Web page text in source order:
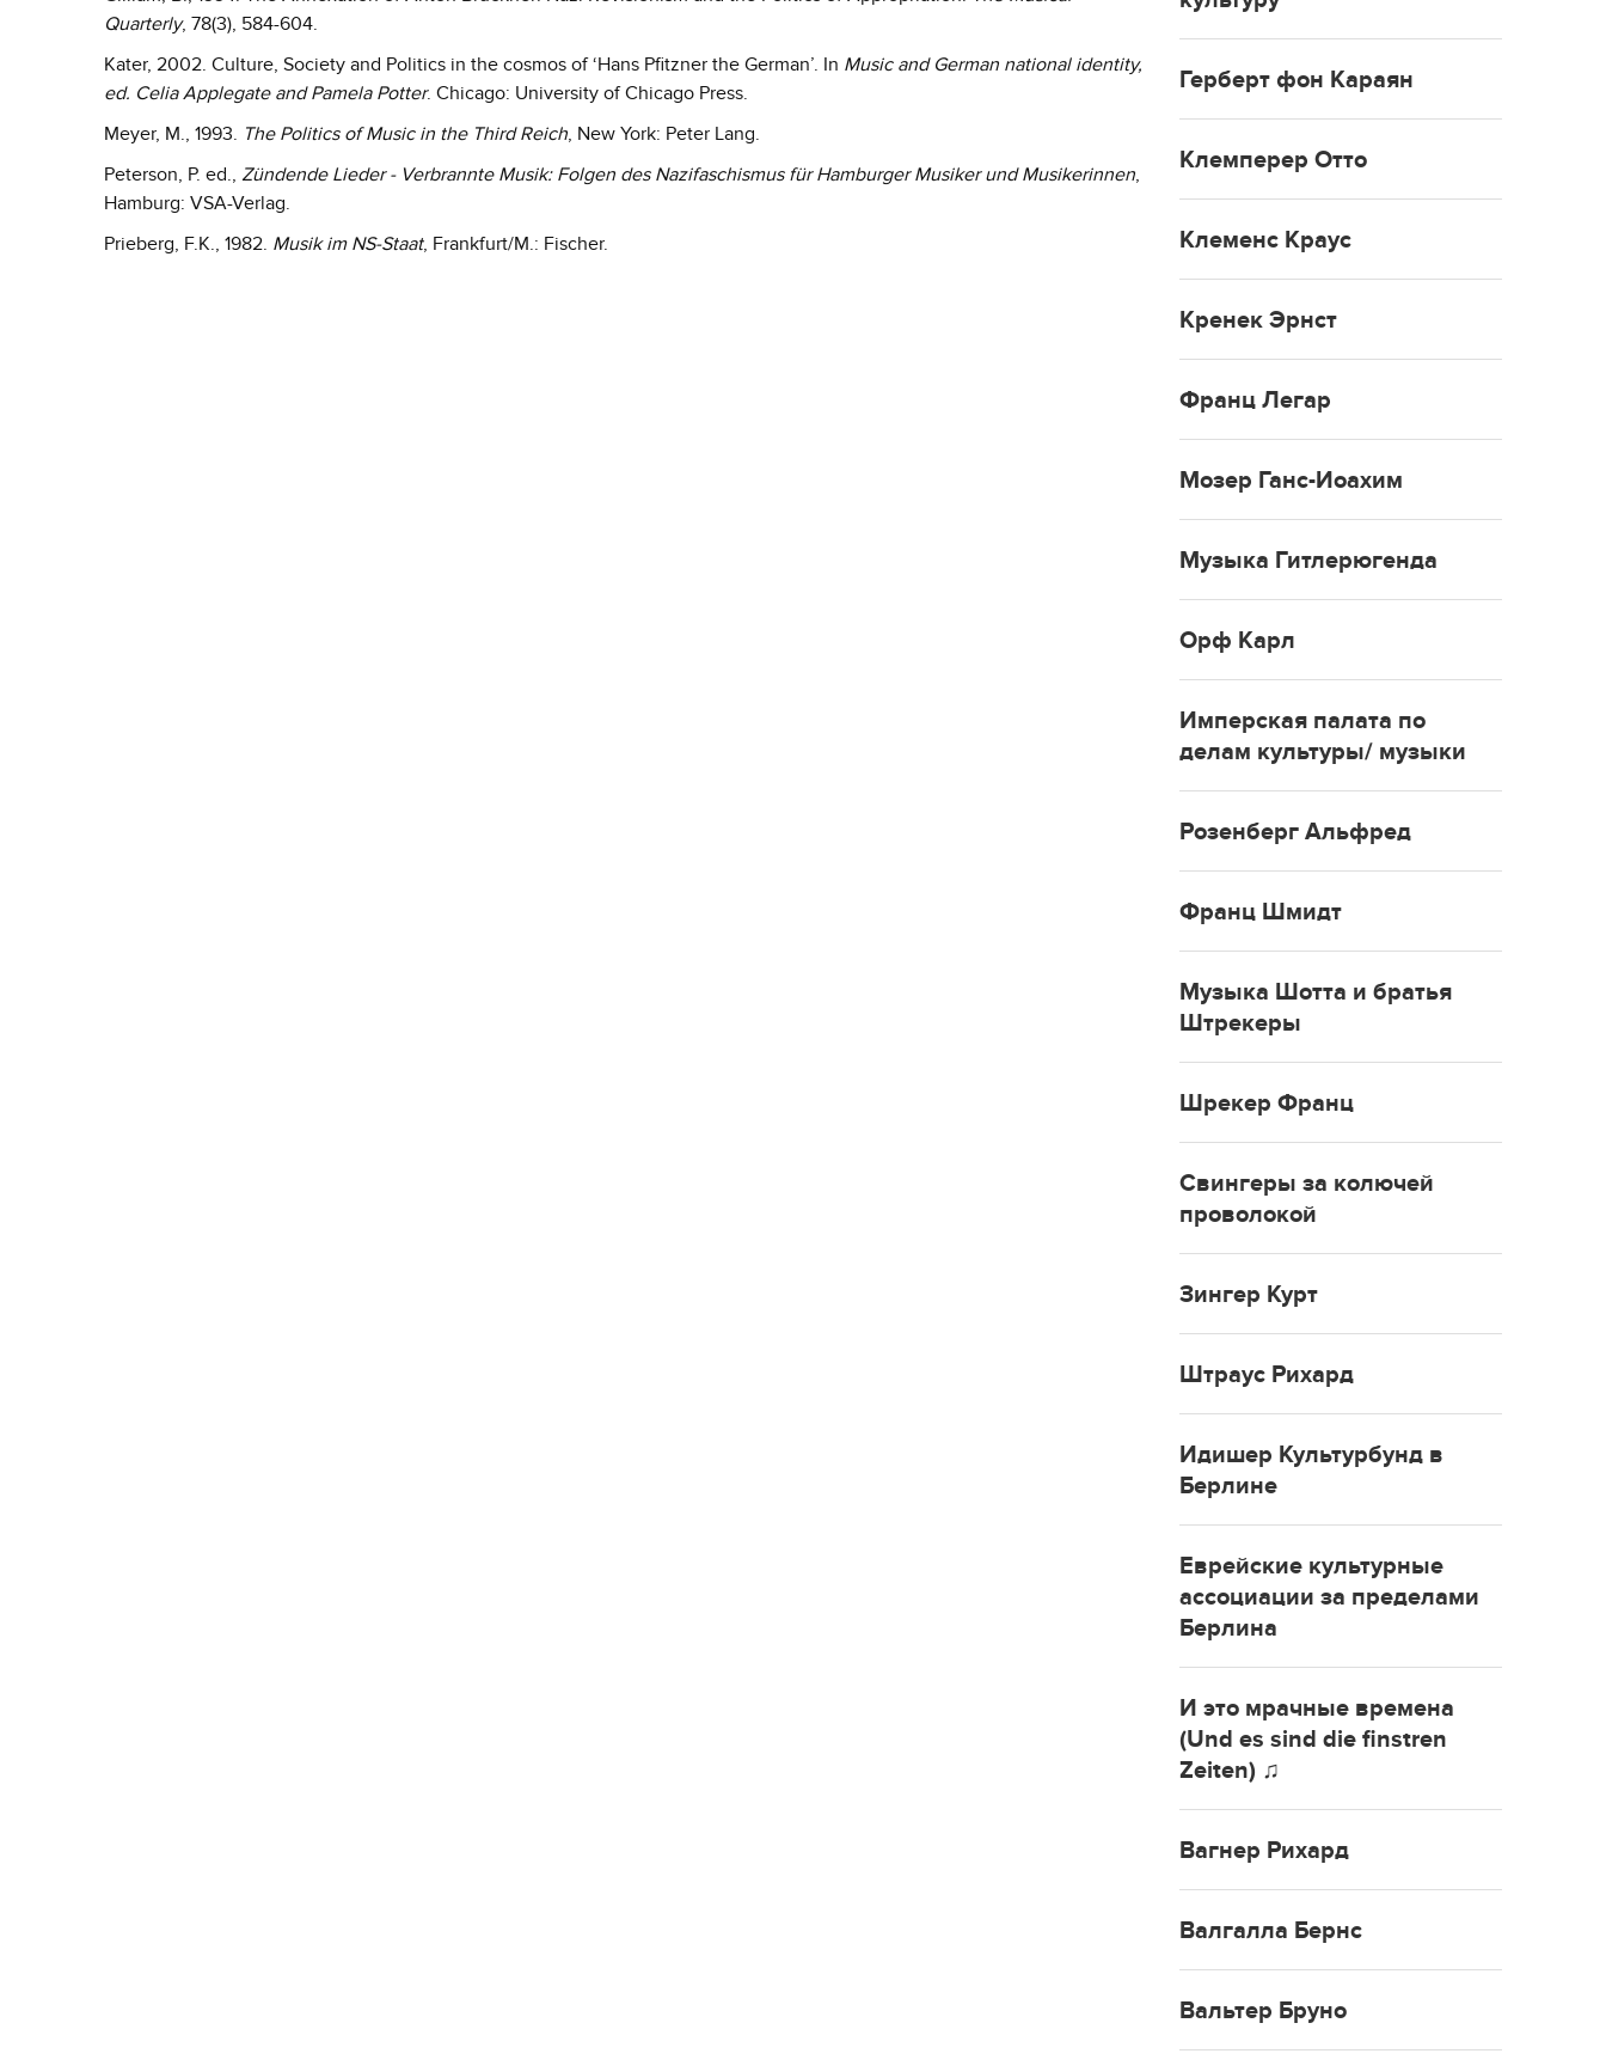
Quarterly, 78(3), 584-604.
Kater, 2002. Culture, Society and Politics in the cosmos of ‘Hans Pfitzner the German’. In Music and German national identity,
ed. Celia Applegate and Pamela Potter. Chicago: University of Chicago Press.
Meyer, M., 1993. The Politics of Music in the Third Reich, New York: Peter Lang.
Peterson, P. ed., Zündende Lieder - Verbrannte Musik: Folgen des Nazifaschismus für Hamburger Musiker und Musikerinnen,
Hamburg: VSA-Verlag.
Prieberg, F.K., 1982. Musik im NS-Staat, Frankfurt/M.: Fischer.
Герберт фон Караян
Клемперер Отто
Клеменс Краус
Кренек Эрнст
Франц Легар
Мозер Ганс-Иоахим
Музыка Гитлерюгенда
Орф Карл
Имперская палата по
делам культуры/ музыки
Розенберг Альфред
Франц Шмидт
Музыка Шотта и братья
Штрекеры
Шрекер Франц
Свингеры за колючей
проволокой
Зингер Курт
Штраус Рихард
Идишер Культурбунд в
Берлине
Еврейские культурные
ассоциации за пределами
Берлина
И это мрачные времена
(Und es sind die finstren
Zeiten) ♫
Вагнер Рихард
Валгалла Бернс
Вальтер Бруно